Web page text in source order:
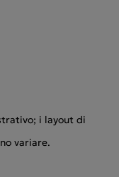
i layout di
variare.